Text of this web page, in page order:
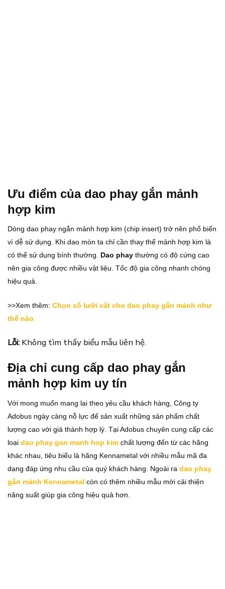
Ưu điểm của dao phay gắn mảnh
hợp kim
Dòng dao phay ngắn mảnh hợp kim (chip insert) trở nên phổ biến
vì dễ sử dụng. Khi dao mòn ta chỉ cần thay thế mảnh hợp kim là
có thể sử dụng bính thường. Dao phay thường có độ cứng cao
nên gia công được nhiều vật liệu. Tốc độ gia công nhanh chóng
hiệu quả.
>>Xem thêm: Chọn số lưỡi cắt cho dao phay gắn mảnh như
thế nào
Lỗi: Không tìm thấy biểu mẫu liên hệ.
Địa chỉ cung cấp dao phay gắn
mảnh hợp kim uy tín
Với mong muốn mang lại theo yêu cầu khách hàng, Công ty
Adobus ngày càng nỗ lực để sản xuất những sản phẩm chất
lượng cao với giá thành hợp lý. Tại Adobus chuyên cung cấp các
loại dao phay gan manh hop kim chất lượng đến từ các hãng
khác nhau, tiêu biểu là hãng Kennametal với nhiều mẫu mã đa
dạng đáp ứng nhu cầu của quý khách hàng. Ngoài ra dao phay
gắn mảnh Kennametal còn có thêm nhiều mẫu mới cải thiện
năng suất giúp gia công hiệu quả hơn.